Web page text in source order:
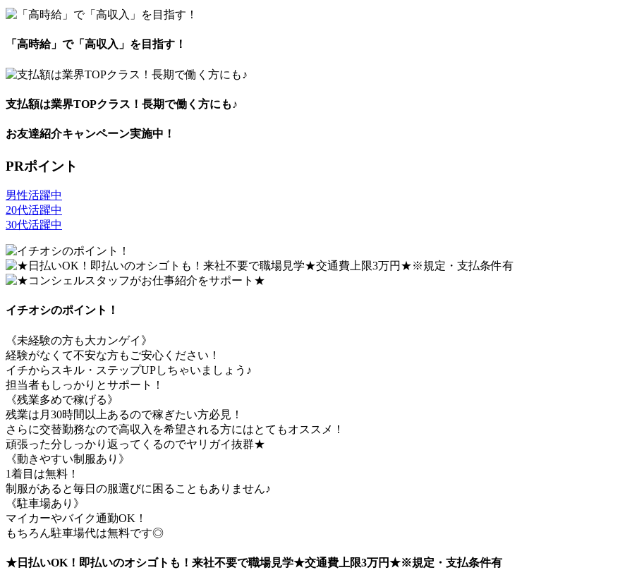
「高時給」で「高収入」を目指す！
支払額は業界TOPクラス！長期で働く方にも♪
お友達紹介キャンペーン実施中！
PRポイント
男性活躍中
20代活躍中
30代活躍中
イチオシのポイント！
《未経験の方も大カンゲイ》
経験がなくて不安な方もご安心ください！
イチからスキル・ステップUPしちゃいましょう♪
担当者もしっかりとサポート！
《残業多めで稼げる》
残業は月30時間以上あるので稼ぎたい方必見！
さらに交替勤務なので高収入を希望される方にはとてもオススメ！
頑張った分しっかり返ってくるのでヤリガイ抜群★
《動きやすい制服あり》
1着目は無料！
制服があると毎日の服選びに困ることもありません♪
《駐車場あり》
マイカーやバイク通勤OK！
もちろん駐車場代は無料です◎
★日払いOK！即払いのオシゴトも！来社不要で職場見学★交通費上限3万円★※規定・支払条件有